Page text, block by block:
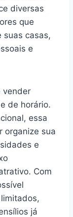
diversas
que
suas casas,
e
vender
de horário.
essa
organize sua
e
Com
já